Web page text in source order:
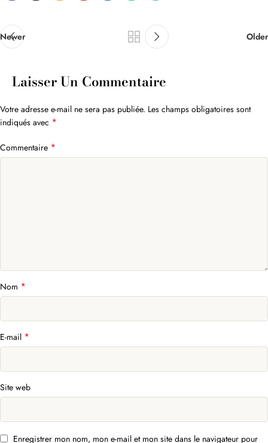
Newer Older
Laisser Un Commentaire
Votre adresse e-mail ne sera pas publiée. Les champs obligatoires sont
indiqués avec *
Commentaire *
Nom *
E-mail *
Site web
Enregistrer mon nom, mon e-mail et mon site dans le navigateur pour